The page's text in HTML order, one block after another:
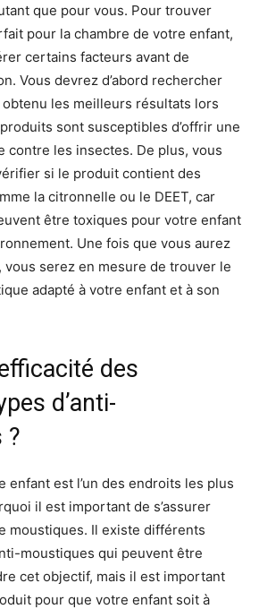
que pour vous. Pour trouver
pour la chambre de votre enfant,
certains facteurs avant de
Vous devrez d’abord rechercher
les meilleurs résultats lors
sont susceptibles d’offrir une
contre les insectes. De plus, vous
si le produit contient des
la citronnelle ou le DEET, car
être toxiques pour votre enfant
Une fois que vous aurez
serez en mesure de trouver le
adapté à votre enfant et à son
des
d’anti-
?
enfant est l’un des endroits les plus
il est important de s’assurer
moustiques. Il existe différents
moustiques qui peuvent être
cet objectif, mais il est important
pour que votre enfant soit à